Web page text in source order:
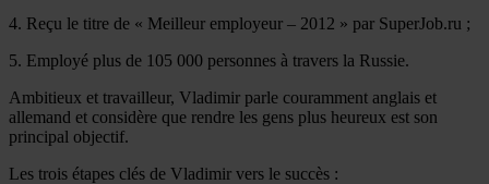
4. Reçu le titre de « Meilleur employeur – 2012 » par SuperJob.ru ;
5. Employé plus de 105 000 personnes à travers la Russie.
Ambitieux et travailleur, Vladimir parle couramment anglais et
allemand et considère que rendre les gens plus heureux est son
principal objectif.
Les trois étapes clés de Vladimir vers le succès :